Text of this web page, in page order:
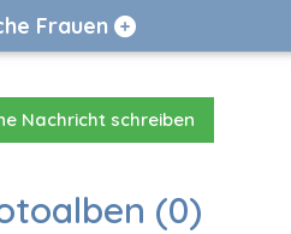
Frauen
Nachricht schreiben
(0)